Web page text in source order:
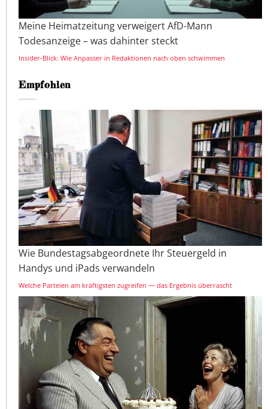
Meine Heimatzeitung verweigert AfD-Mann
Todesanzeige – was dahinter steckt
Insider-Blick: Wie Anpasser in Redaktionen nach oben schwimmen
Empfohlen
Wie Bundestagsabgeordnete Ihr Steuergeld in
Handys und iPads verwandeln
Welche Parteien am kräftigsten zugreifen — das Ergebnis überrascht